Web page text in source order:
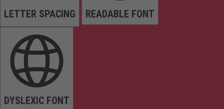
LETTER SPACING READABLE FONT
DYSLEXIC FONT